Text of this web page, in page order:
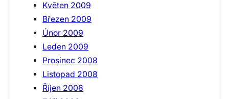
Květen 2009
Březen 2009
Únor 2009
Leden 2009
Prosinec 2008
Listopad 2008
Říjen 2008